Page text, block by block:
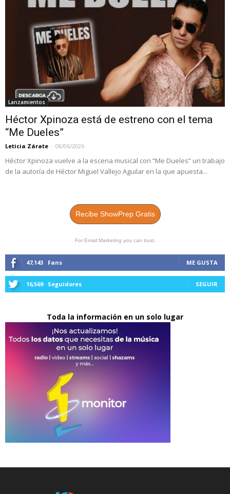
Lanzamientos
Héctor Xpinoza está de estreno con el tema
“Me Dueles”
Leticia Zárate - 08/06/2026
Héctor Xpinoza vuelve a la escena musical con “Me Dueles” un trabajo
de la autoría de Héctor Miguel Vallejo Aguilar en la que apuesta...
Recibe ShowPrep Gratis
For Email Marketing you can trust.
47,143 Fans ME GUSTA
16,569 Seguidores SEGUIR
Toda la información en un solo lugar